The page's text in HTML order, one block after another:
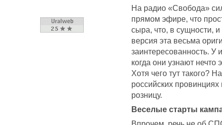
На радио «Свобода»
прямом эфире, что
сыра, что, в сущности,
версия эта весьма
заинтересованность. У
когда они узнают нечто
Хотя чего тут такого?
российских
розницу.
Веселые старты